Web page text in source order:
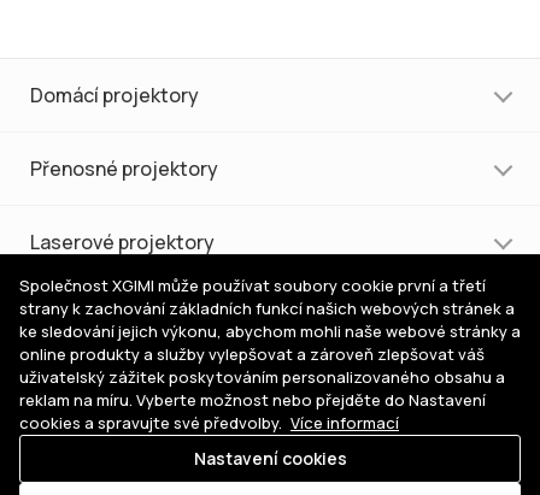
Domácí projektory
Přenosné projektory
Laserové projektory
Nákup a podpora
Pomoc s výběrem
© 2026 XGIMI Česká republika. Všechna práva vyhrazena.
Společnost XGIMI může používat soubory cookie první a třetí
strany k zachování základních funkcí našich webových stránek a
ke sledování jejich výkonu, abychom mohli naše webové stránky a
online produkty a služby vylepšovat a zároveň zlepšovat váš
uživatelský zážitek poskytováním personalizovaného obsahu a
reklam na míru. Vyberte možnost nebo přejděte do Nastavení
cookies a spravujte své předvolby. Více informací
Nastavení cookies